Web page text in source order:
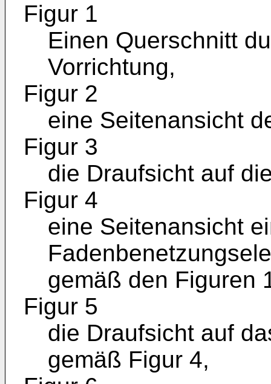
Figur 1
Einen Querschnitt
Vorrichtung,
Figur 2
eine Seitenansicht
Figur 3
die Draufsicht auf
Figur 4
eine Seitenansicht
gemäß den Figuren
Figur 5
die Draufsicht auf
gemäß Figur 4,